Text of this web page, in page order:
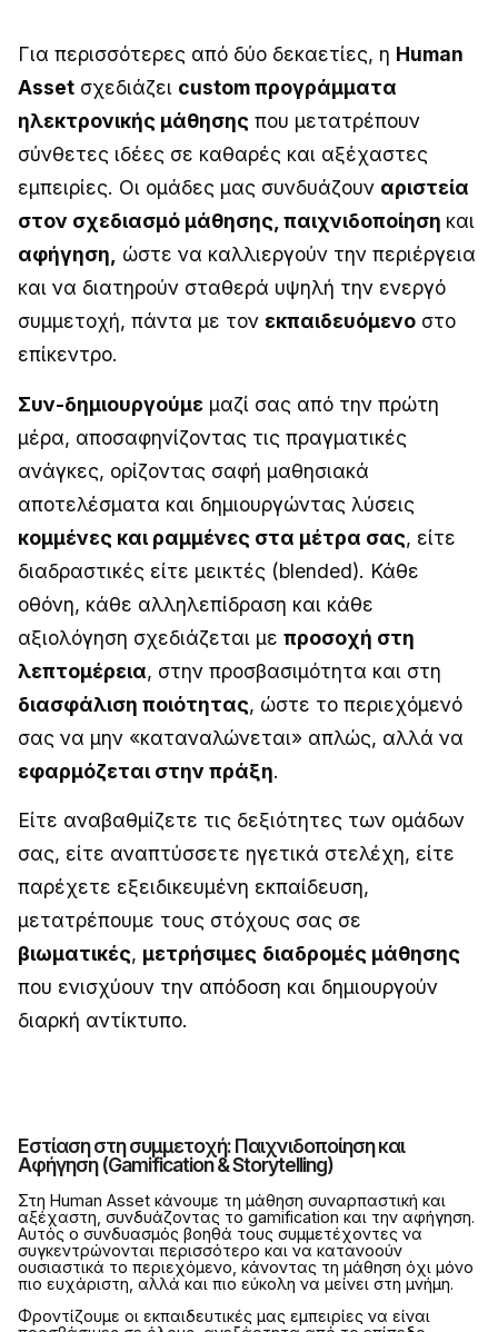
Για περισσότερες από δύο δεκαετίες, η Human
Asset σχεδιάζει customπρογράμματα
ηλεκτρονικής μάθησης που μετατρέπουν
σύνθετες ιδέες σε καθαρές και αξέχαστες
εμπειρίες. Οι ομάδες μας συνδυάζουν αριστεία
στον σχεδιασμό μάθησης, παιχνιδοποίηση και
αφήγηση, ώστε να καλλιεργούν την περιέργεια
και να διατηρούν σταθερά υψηλή την ενεργό
συμμετοχή, πάντα με τον εκπαιδευόμενο στο
επίκεντρο.
Συν-δημιουργούμε μαζί σας από την πρώτη
μέρα, αποσαφηνίζοντας τις πραγματικές
ανάγκες, ορίζοντας σαφή μαθησιακά
αποτελέσματα και δημιουργώντας λύσεις
κομμένες και ραμμένες στα μέτρα σας, είτε
διαδραστικές είτε μεικτές (blended). Κάθε
οθόνη, κάθε αλληλεπίδραση και κάθε
αξιολόγηση σχεδιάζεται με προσοχή στη
λεπτομέρεια, στην προσβασιμότητα και στη
διασφάλιση ποιότητας, ώστε το περιεχόμενό
σας να μην «καταναλώνεται» απλώς, αλλά να
εφαρμόζεται στην πράξη.
Είτε αναβαθμίζετε τις δεξιότητες των ομάδων
σας, είτε αναπτύσσετε ηγετικά στελέχη, είτε
παρέχετε εξειδικευμένη εκπαίδευση,
μετατρέπουμε τους στόχους σας σε
βιωματικές, μετρήσιμες διαδρομές μάθησης
που ενισχύουν την απόδοση και δημιουργούν
διαρκή αντίκτυπο.
Εστίαση στη συμμετοχή: Παιχνιδοποίηση και
Αφήγηση (Gamification & Storytelling)
Στη Human Asset κάνουμε τη μάθηση συναρπαστική και
αξέχαστη, συνδυάζοντας το gamification και την αφήγηση.
Αυτός ο συνδυασμός βοηθά τους συμμετέχοντες να
συγκεντρώνονται περισσότερο και να κατανοούν
ουσιαστικά το περιεχόμενο, κάνοντας τη μάθηση όχι μόνο
πιο ευχάριστη, αλλά και πιο εύκολη να μείνει στη μνήμη.
Φροντίζουμε οι εκπαιδευτικές μας εμπειρίες να είναι